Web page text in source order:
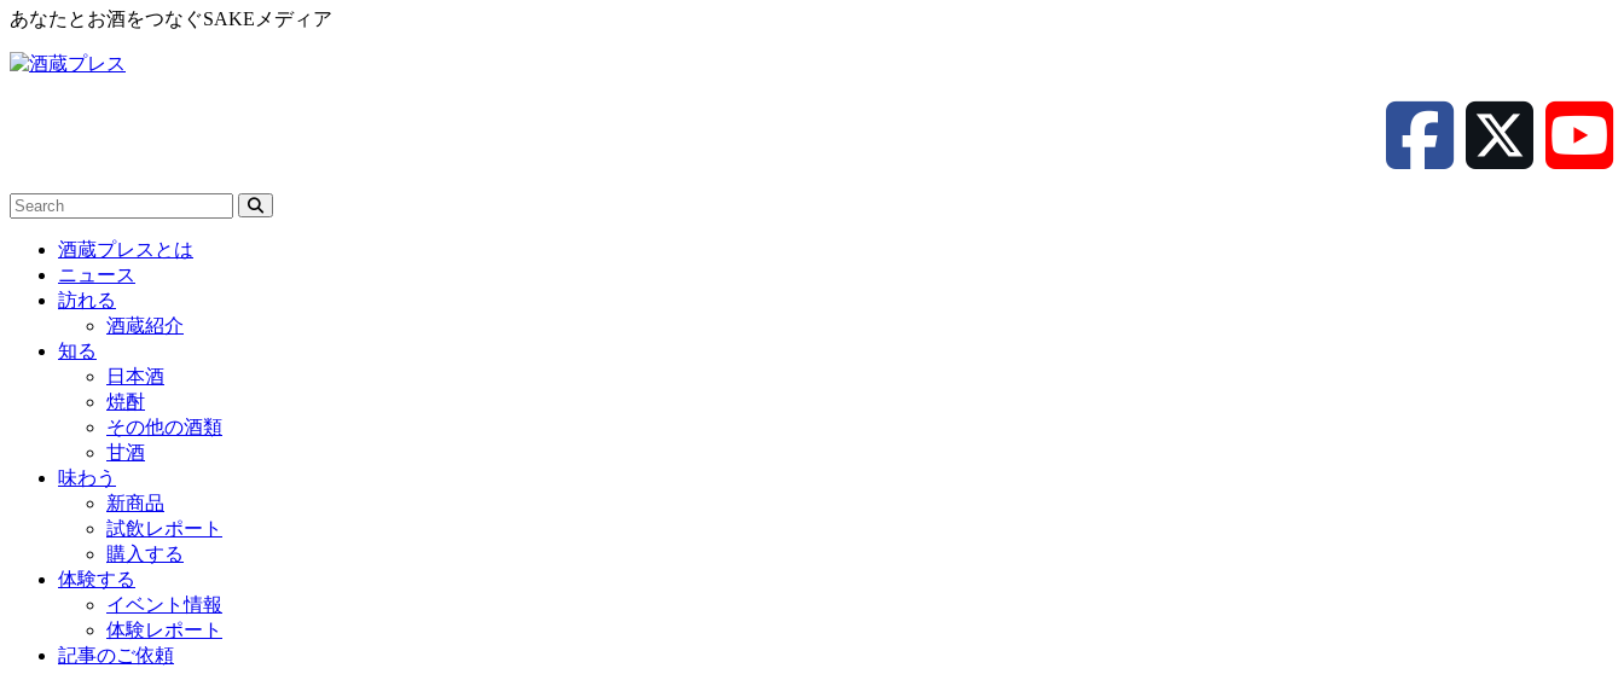
あなたとお酒をつなぐSAKEメディア
酒蔵プレスとは
ニュース
訪れる
酒蔵紹介
知る
日本酒
焼酎
その他の酒類
甘酒
味わう
新商品
試飲レポート
購入する
体験する
イベント情報
体験レポート
記事のご依頼